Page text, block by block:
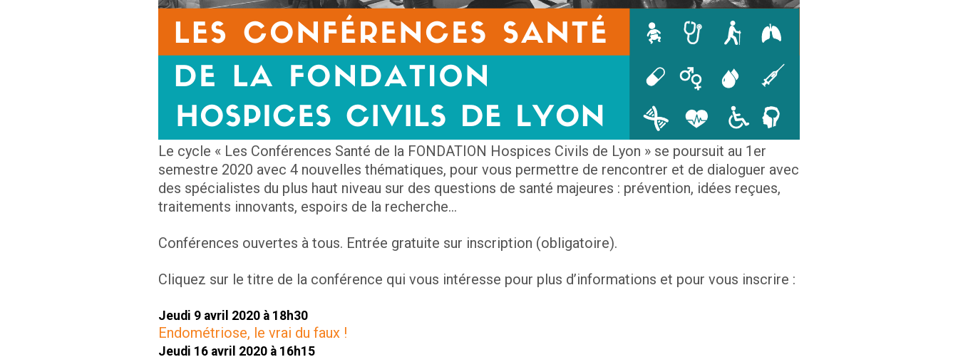
Le cycle « Les Conférences Santé de la FONDATION Hospices Civils de Lyon » se poursuit au 1er
semestre 2020 avec 4 nouvelles thématiques, pour vous permettre de rencontrer et de dialoguer avec
des spécialistes du plus haut niveau sur des questions de santé majeures : prévention, idées reçues,
traitements innovants, espoirs de la recherche…
Conférences ouvertes à tous. Entrée gratuite sur inscription (obligatoire).
Cliquez sur le titre de la conférence qui vous intéresse pour plus d’informations et pour vous inscrire :
Jeudi 9 avril 2020 à 18h30
Endométriose, le vrai du faux !
Jeudi 16 avril 2020 à 16h15